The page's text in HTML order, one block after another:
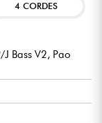
4 CORDES
Bass V2, Pao